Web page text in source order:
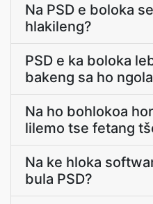
Na PSD e boloka
hlakileng?
PSD e ka boloka
bakeng sa ho
Na ho bohlokoa
lilemo tse fetang
Na ke hloka
bula PSD?